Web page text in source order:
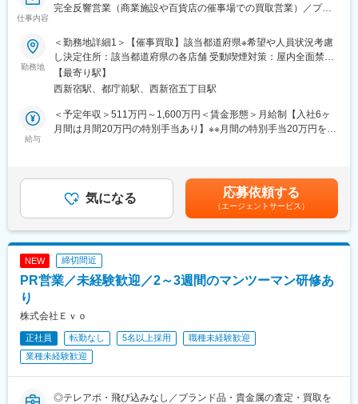
仕事内容
完全反響営業（商業施設や百貨店の催事場での買取営業）／プラ
う環境】
■業務内容
・お客様からご依頼いただいたお品物の査定
⇒お品物の写真を撮影し、本部へ確認
・査定価格を踏まえた価格交渉
・成約後の商品情報入力
・商品を倉庫へ発送
◆開催期間：3～4日間の期間限定で出店
◆開催場所：商業施設、百貨店などの催事スペース
⇒お客様が普段訪れる場所なので商談の機会豊富
◆商談時間：20～60分（1組）
◆成約単価：平均十数万円～数千万円と高額もあり（時計やお
酒、宝石など高額品の取引が活発）
など、希望・適性に応じて業務をお任せすることもございます。
■業務の魅力
★知名度◎で成約率は90％
IKKOさん出演のTVCMで知名度が急上昇し、来店・成約数は前年
ち寄る方が多く、未経験でも成果を出しやすい環境です。
勤務地
＜勤務地詳細1＞【催事買取】該当都道府県※希望や人員状況考慮
し決定住所：該当都道府県の各店舗 受動喫煙対策：屋内全面禁煙
＜勤務地詳細2＞本社住所：東京都新宿区西新宿6-8-1 住友不動産
新宿オークタワー19F勤務地最寄駅：東京メトロ丸ノ内線／西新
所
【最寄り駅】
西新宿駅、都庁前駅、西新宿五丁目駅
給与
＜予定年収＞511万円～1,600万円＜賃金形態＞月給制【入社6ヶ
月間は月間20万円の特別手当あり】※※月間の特別手当20万円を半
＜月給＞301,000円～700,000円（一律手当を含む）＜昇給有無＞
有＜残業手当＞有＜給与補足＞■昇給：※昇格や実績に応じた評価
制度あり■賞与：年2回（4月、10月／昨年度支給実績：年2回）／
業績による■特別手当20万円（半年間）あり※月途中で入社の場合
には日割り支給※経験者は優遇＆研修免除の場合あり賃金はあくま
でも目安の金額であり、選考を通じて上下する可能性がありま
す。月給(月額)は固定手当を含めた表記です。
気になる 応募依頼する
（エージェントサービス）
NEW 締切間近
PR営業／未経験歓迎／2～3週間のマンツーマン研修あ
り
株式会社Ｅｖｏ
正社員 転勤なし 5名以上採用
職種未経験歓迎
業種未経験歓迎
◎テレアポ・飛び込みなし／ブランド品・貴金属の査定・買取を